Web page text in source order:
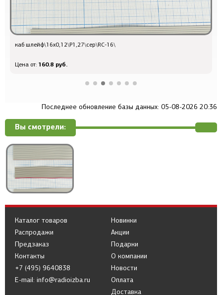
каб шлейф\16x0,12\P1,27\сер\RC-16\
Цена от: 160.8 руб.
Последнее обновление базы данных: 05-08-2026 20:36
Вы смотрели:
Каталог товаров
Распродажи
Предзаказ
Новинки
Акции
Подарки
Контакты
+7 (495) 9640838
E-mail: info@radioizba.ru
О компании
Новости
Оплата
Доставка